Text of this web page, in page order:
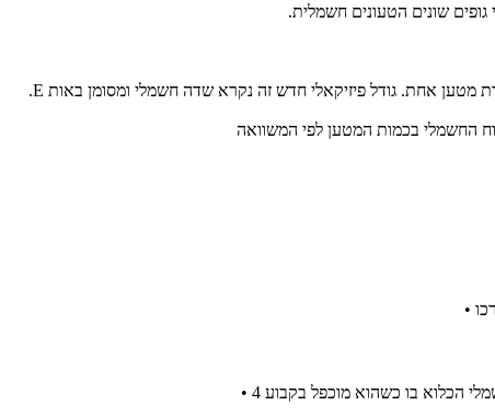
שונים הטעונים חשמלית.
החשמלי בכמות המטען לפי המשוואה